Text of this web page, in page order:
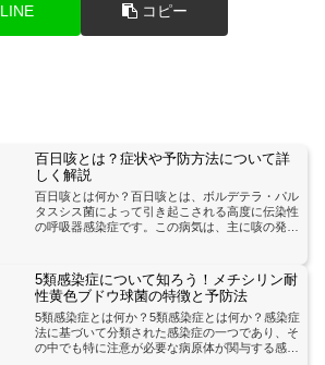
LINE コピー
百日咳とは？症状や予防方法について詳
しく解説
百日咳とは何か？百日咳とは、ボルデテラ・パル
タスシス菌によって引き起こされる高度に伝染性
の呼吸器感染症です。この病気は、主に咳の発
じて細菌を空気中に放出...
5類感染症について知ろう！メチシリン耐
性黄色ブドウ球菌の特徴と予防法
5類感染症とは何か？5類感染症とは何か？感染症
法に基づいて分類された感染症の一つであり、そ
の中でも特に注意が必要な病原体が関与する感染